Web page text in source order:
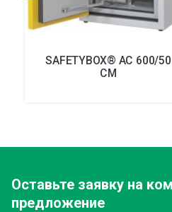
SAFETYBOX® AC 600/50
CM
Оставьте заявку на
предложение